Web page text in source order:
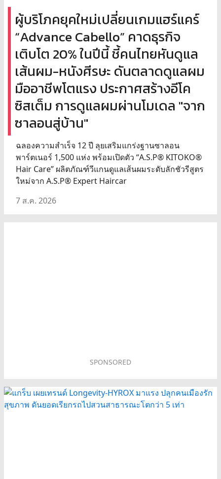
ผู้บริโภคยุคใหม่เปลี่ยนเกมแฮร์แคร์
“Advance Cabello” คาดธุรกิจ
เติบโต 20% ในปีนี้ ชี้คนไทยหันดูแล
เส้นผม-หนังศีรษะ ดันตลาดดูแลผม
มืออาชีพโตแรง ประกาศสร้างอีโค
ซิสเต็ม การดูแลผมผ่านโมเดล "จาก
ซาลอนสู่บ้าน"
ฉลองความสำเร็จ 12 ปี ลุยเสริมแกร่งฐานซาลอน
พาร์ตเนอร์ 1,500 แห่ง พร้อมเปิดตัว “A.S.P® KITOKO®
Hair Care” ผลิตภัณฑ์วีแกนดูแลเส้นผมระดับลักชัวรีสูตร
ใหม่จาก A.S.P® Expert Haircar
7 ส.ค. 2026
SPONSORED